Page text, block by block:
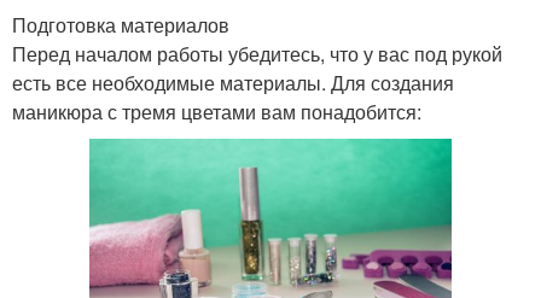
Подготовка материалов
Перед началом работы убедитесь, что у вас под рукой
есть все необходимые материалы. Для создания
маникюра с тремя цветами вам понадобится: